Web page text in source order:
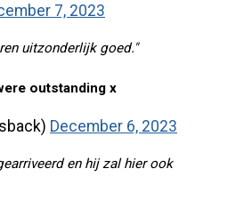
7, 2023
uitzonderlijk goed."
outstanding x
December 6, 2023
en hij zal hier ook